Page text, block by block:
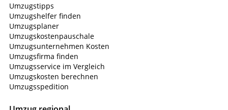
Umzugstipps
Umzugshelfer finden
Umzugsplaner
Umzugskostenpauschale
Umzugsunternehmen Kosten
Umzugsfirma finden
Umzugsservice im Vergleich
Umzugskosten berechnen
Umzugsspedition